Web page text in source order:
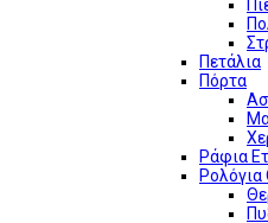
Πετάλια
Πόρτα
Ράφια